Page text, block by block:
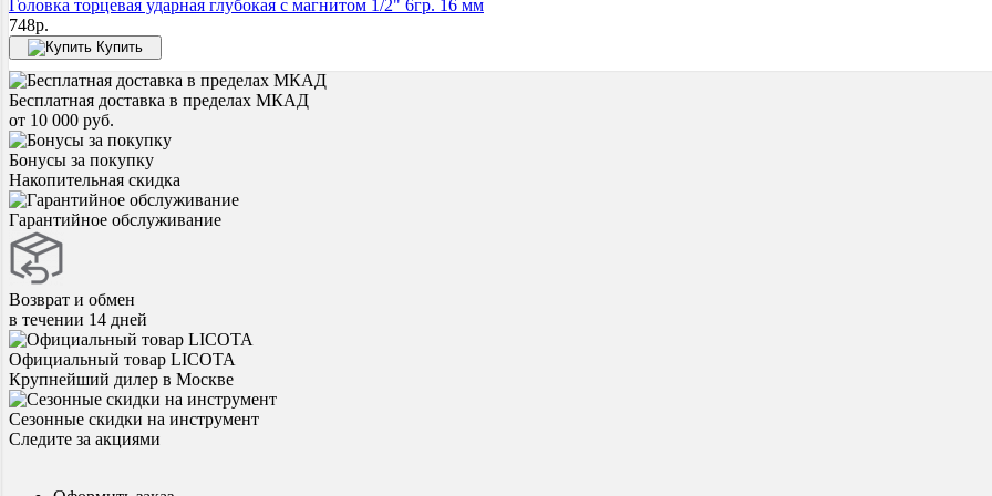
Головка торцевая ударная глубокая с магнитом 1/2" 6гр. 16 мм
748р.
Купить
Бесплатная доставка в пределах МКАД
от 10 000 руб.
Бонусы за покупку
Накопительная скидка
Гарантийное обслуживание
Возврат и обмен
в течении 14 дней
Официальный товар LICOTA
Крупнейший дилер в Москве
Сезонные скидки на инструмент
Следите за акциями